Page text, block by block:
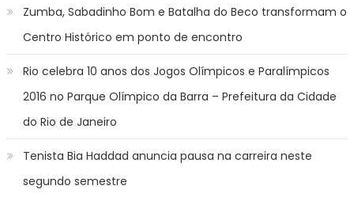
Zumba, Sabadinho Bom e Batalha do Beco transformam o
Centro Histórico em ponto de encontro
Rio celebra 10 anos dos Jogos Olímpicos e Paralímpicos
2016 no Parque Olímpico da Barra – Prefeitura da Cidade
do Rio de Janeiro
Tenista Bia Haddad anuncia pausa na carreira neste
segundo semestre